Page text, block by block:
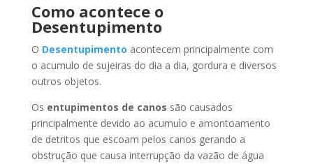
Como acontece o
Desentupimento
O Desentupimento acontecem principalmente com
o acumulo de sujeiras do dia a dia, gordura e diversos
outros objetos.
Os entupimentos de canos são causados
principalmente devido ao acumulo e amontoamento
de detritos que escoam pelos canos gerando a
obstrução que causa interrupção da vazão de água